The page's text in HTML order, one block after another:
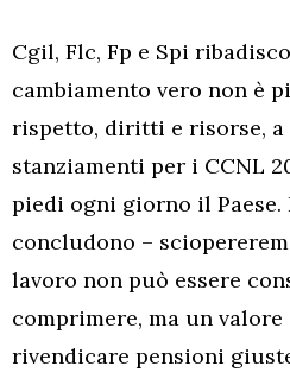
Cgil, Flc, Fp e Spi
cambiamento vero non è
rispetto, diritti e risorse,
stanziamenti per i CCNL
piedi ogni giorno il Paese.
concludono –
lavoro non può essere
comprimere, ma un
rivendicare pensioni